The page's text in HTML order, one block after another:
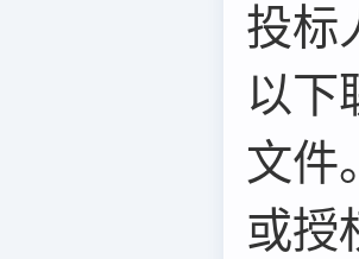
投标
以下
文件
或授